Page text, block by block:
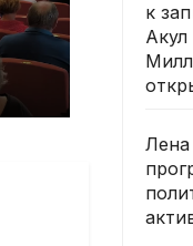
к
Лена